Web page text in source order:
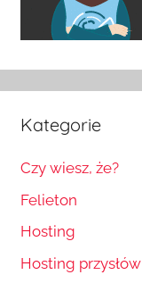
Kategorie
Czy wiesz, że?
Felieton
Hosting
Hosting przysłów